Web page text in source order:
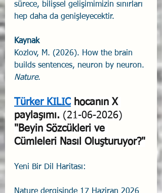
sürece, bilişsel gelişimimizin sınırları
hep daha da genişleyecektir.
Kaynak
Kozlov, M. (2026). How the brain
builds sentences, neuron by neuron.
Nature.
Türker KILIC hocanın X
paylaşımı. (21-06-2026)
"Beyin Sözcükleri ve
Cümleleri Nasıl Oluşturuyor?"
Yeni Bir Dil Haritası: